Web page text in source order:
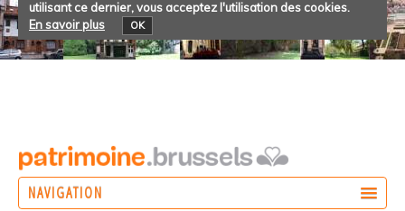
utilisant ce dernier, vous acceptez l'utilisation des cookies.
En savoir plus
OK
NAVIGATION